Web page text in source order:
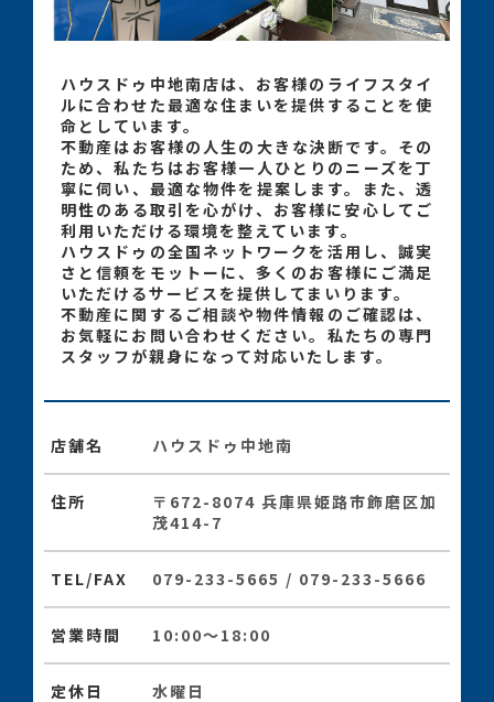
ハウスドゥ中地南店は、お客様のライフスタイ
ルに合わせた最適な住まいを提供することを使
命としています。
不動産はお客様の人生の大きな決断です。その
ため、私たちはお客様一人ひとりのニーズを丁
寧に伺い、最適な物件を提案します。また、透
明性のある取引を心がけ、お客様に安心してご
利用いただける環境を整えています。
ハウスドゥの全国ネットワークを活用し、誠実
さと信頼をモットーに、多くのお客様にご満足
いただけるサービスを提供してまいります。
不動産に関するご相談や物件情報のご確認は、
お気軽にお問い合わせください。私たちの専門
スタッフが親身になって対応いたします。
店舗名 ハウスドゥ中地南
住所
〒672-8074 兵庫県姫路市飾磨区加
茂414-7
TEL/FAX 079-233-5665 / 079-233-5666
営業時間 10:00〜18:00
定休日 水曜日